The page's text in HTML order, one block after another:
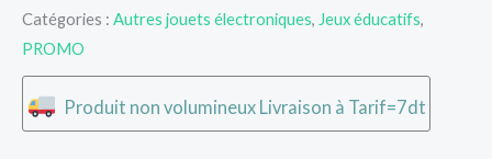
Catégories : Autres jouets électroniques Jeux éducatifs
PROMO
Produit non volumineux Livraison à Tarif=7dt